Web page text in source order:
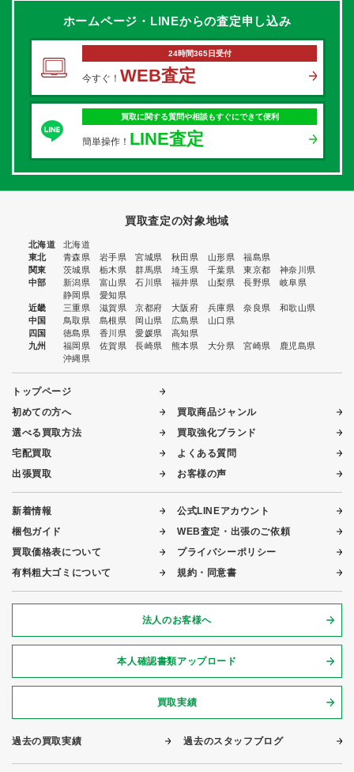
ホームページ・LINEからの査定申し込み
24時間365日受付
今すぐ！ WEB査定
買取に関する質問や相談もすぐにできて便利
簡単操作！ LINE査定
買取査定の対象地域
北海道
北海道
東北
青森県 岩手県 宮城県 秋田県 山形県
福島県
関東
茨城県 栃木県 群馬県 埼玉県 千葉県 東京都
神奈川県
中部
新潟県 富山県 石川県 福井県 山梨県 長野県
岐阜県
静岡県
愛知県
近畿
三重県 滋賀県 京都府 大阪府 兵庫県 奈良県
和歌山県
中国
鳥取県 島根県 岡山県 広島県
山口県
四国
徳島県 香川県 愛媛県
高知県
九州
福岡県 佐賀県 長崎県 熊本県 大分県 宮崎県
鹿児島県
沖縄県
トップページ
初めての方へ
選べる買取方法
宅配買取
出張買取
買取商品ジャンル
買取強化ブランド
よくある質問
お客様の声
新着情報
梱包ガイド
買取価格表について
有料粗大ゴミについて
公式LINEアカウント
WEB査定・出張のご依頼
プライバシーポリシー
規約・同意書
法人のお客様へ
本人確認書類アップロード
買取実績
過去の買取実績 過去のスタッフブログ